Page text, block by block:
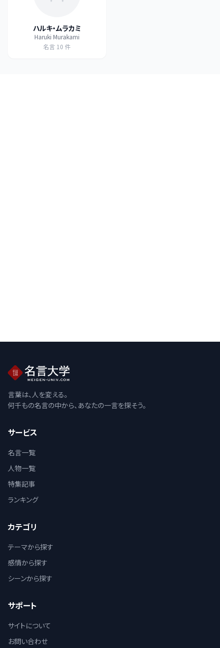
ハルキ・ムラカミ
Haruki Murakami
名言 10 件
言葉は、人を変える。
何千もの名言の中から、あなたの一言を探そう。
サービス
名言一覧
人物一覧
特集記事
ランキング
カテゴリ
テーマから探す
感情から探す
シーンから探す
サポート
サイトについて
お問い合わせ